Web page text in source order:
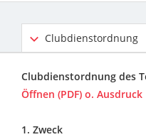
Clubdienstordnung
Clubdienstordnung des
Öffnen (PDF) o. Ausdruck
1. Zweck